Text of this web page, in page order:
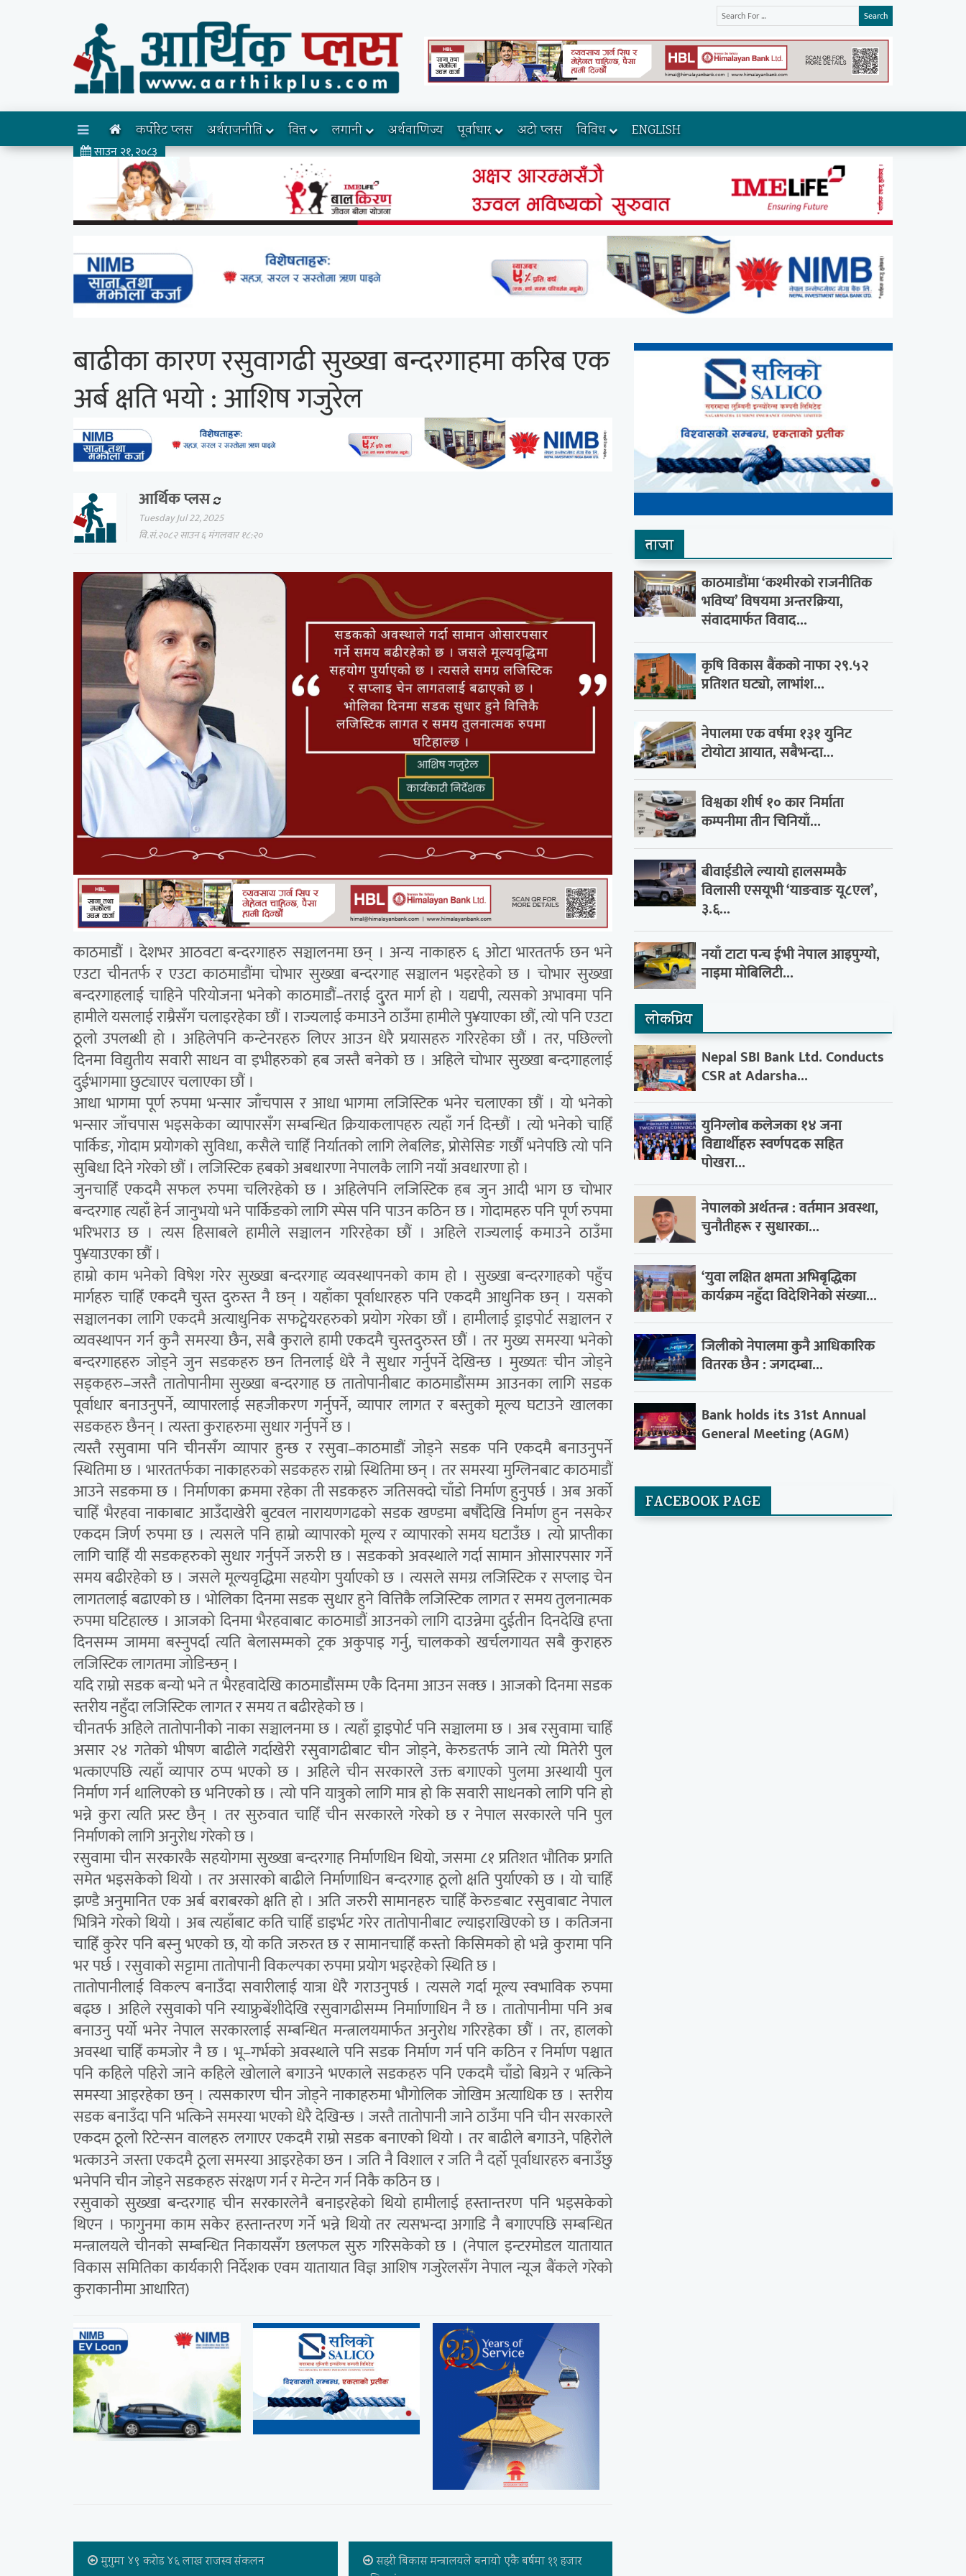
Search
साउन २१, २०८३
कर्पोरेट प्लस अर्थराजनीति वित्त लगानी अर्थवाणिज्य पूर्वाधार अटो प्लस विविध ENGLISH
बाढीका कारण रसुवागढी सुख्खा बन्दरगाहमा करिब एक
अर्ब क्षति भयो : आशिष गजुरेल
आर्थिक प्लस
Tuesday Jul 22, 2025
वि.सं.२०८२ साउन ६ मंगलवार १८:२०
काठमाडौं । देशभर आठवटा बन्दरगाहरु सञ्चालनमा छन् । अन्य नाकाहरु ६ ओटा भारततर्फ छन भने
एउटा चीनतर्फ र एउटा काठमाडौंमा चोभार सुख्खा बन्दरगाह सञ्चालन भइरहेको छ । चोभार सुख्खा
बन्दरगाहलाई चाहिने परियोजना भनेको काठमाडौं–तराई दु्रत मार्ग हो । यद्यपी, त्यसको अभावमा पनि
हामीले यसलाई राम्रैसँग चलाइरहेका छौं । राज्यलाई कमाउने ठाउँमा हामीले पु¥याएका छौं, त्यो पनि एउटा
ठूलो उपलब्धी हो । अहिलेपनि कन्टेनरहरु लिएर आउन धेरै प्रयासहरु गरिरहेका छौं । तर, पछिल्लो
दिनमा विद्युतीय सवारी साधन वा इभीहरुको हब जस्तै बनेको छ । अहिले चोभार सुख्खा बन्दगाहलाई
दुईभागमाा छुट्याएर चलाएका छौं ।
आधा भागमा पूर्ण रुपमा भन्सार जाँचपास र आधा भागमा लजिस्टिक भनेर चलाएका छौं । यो भनेको
भन्सार जाँचपास भइसकेका व्यापारसँग सम्बन्धित क्रियाकलापहरु त्यहाँ गर्न दिन्छौं । त्यो भनेको चाहिँ
पार्किङ, गोदाम प्रयोगको सुविधा, कसैले चाहिँ निर्यातको लागि लेबलिङ, प्रोसेसिङ गर्छौं भनेपछि त्यो पनि
सुबिधा दिने गरेको छौं । लजिस्टिक हबको अबधारणा नेपालकै लागि नयाँ अवधारणा हो ।
जुनचाहिँ एकदमै सफल रुपमा चलिरहेको छ । अहिलेपनि लजिस्टिक हब जुन आदी भाग छ चोभार
बन्दरगाह त्यहाँ हेर्न जानुभयो भने पार्किङको लागि स्पेस पनि पाउन कठिन छ । गोदामहरु पनि पूर्ण रुपमा
भरिभराउ छ । त्यस हिसाबले हामीले सञ्चालन गरिरहेका छौं । अहिले राज्यलाई कमाउने ठाउँमा
पु¥याउएका छौं ।
हाम्रो काम भनेको विषेश गरेर सुख्खा बन्दरगाह व्यवस्थापनको काम हो । सुख्खा बन्दरगाहको पहुँच
मार्गहरु चाहिँ एकदमै चुस्त दुरुस्त नै छन् । यहाँका पूर्वाधारहरु पनि एकदमै आधुनिक छन् । यसको
सञ्चालनका लागि एकदमै अत्याधुनिक सफट्वेयरहरुको प्रयोग गरेका छौं । हामीलाई ड्राइपोर्ट सञ्चालन र
व्यवस्थापन गर्न कुनै समस्या छैन, सबै कुराले हामी एकदमै चुस्तदुरुस्त छौं । तर मुख्य समस्या भनेको
बन्दरगाहहरु जोड्ने जुन सडकहरु छन तिनलाई धेरै नै सुधार गर्नुपर्ने देखिन्छ । मुख्यतः चीन जोड्ने
सड्कहरु–जस्तै तातोपानीमा सुख्खा बन्दरगाह छ तातोपानीबाट काठमाडौंसम्म आउनका लागि सडक
पूर्वाधार बनाउनुपर्ने, व्यापारलाई सहजीकरण गर्नुपर्ने, व्यापार लागत र बस्तुको मूल्य घटाउने खालका
सडकहरु छैनन् । त्यस्ता कुराहरुमा सुधार गर्नुपर्ने छ ।
त्यस्तै रसुवामा पनि चीनसँग व्यापार हुन्छ र रसुवा–काठमाडौं जोड्ने सडक पनि एकदमै बनाउनुपर्ने
स्थितिमा छ । भारततर्फका नाकाहरुको सडकहरु राम्रो स्थितिमा छन् । तर समस्या मुग्लिनबाट काठमाडौं
आउने सडकमा छ । निर्माणका क्रममा रहेका ती सडकहरु जतिसक्दो चाँडो निर्माण हुनुपर्छ । अब अर्को
चाहिँ भैरहवा नाकाबाट आउँदाखेरी बुटवल नारायणगढको सडक खण्डमा बर्षौंदेखि निर्माण हुन नसकेर
एकदम जिर्ण रुपमा छ । त्यसले पनि हाम्रो व्यापारको मूल्य र व्यापारको समय घटाउँछ । त्यो प्राप्तीका
लागि चाहिँ यी सडकहरुको सुधार गर्नुपर्ने जरुरी छ । सडकको अवस्थाले गर्दा सामान ओसारपसार गर्ने
समय बढीरहेको छ । जसले मूल्यवृद्धिमा सहयोग पुर्याएको छ । त्यसले समग्र लजिस्टिक र सप्लाइ चेन
लागतलाई बढाएको छ । भोलिका दिनमा सडक सुधार हुने वित्तिकै लजिस्टिक लागत र समय तुलनात्मक
रुपमा घटिहाल्छ । आजको दिनमा भैरहवाबाट काठमाडौं आउनको लागि दाउन्नेमा दुईतीन दिनदेखि हप्ता
दिनसम्म जाममा बस्नुपर्दा त्यति बेलासम्मको ट्रक अकुपाइ गर्नु, चालकको खर्चलगायत सबै कुराहरु
लजिस्टिक लागतमा जोडिन्छन् ।
यदि राम्रो सडक बन्यो भने त भैरहवादेखि काठमाडौंसम्म एकै दिनमा आउन सक्छ । आजको दिनमा सडक
स्तरीय नहुँदा लजिस्टिक लागत र समय त बढीरहेको छ ।
चीनतर्फ अहिले तातोपानीको नाका सञ्चालनमा छ । त्यहाँ ड्राइपोर्ट पनि सञ्चालमा छ । अब रसुवामा चाहिँ
असार २४ गतेको भीषण बाढीले गर्दाखेरी रसुवागढीबाट चीन जोड्ने, केरुङतर्फ जाने त्यो मितेरी पुल
भत्काएपछि त्यहाँ व्यापार ठप्प भएको छ । अहिले चीन सरकारले उक्त बगाएको पुलमा अस्थायी पुल
निर्माण गर्न थालिएको छ भनिएको छ । त्यो पनि यात्रुको लागि मात्र हो कि सवारी साधनको लागि पनि हो
भन्ने कुरा त्यति प्रस्ट छैन् । तर सुरुवात चाहिँ चीन सरकारले गरेको छ र नेपाल सरकारले पनि पुल
निर्माणको लागि अनुरोध गरेको छ ।
रसुवामा चीन सरकारकै सहयोगमा सुख्खा बन्दरगाह निर्माणधिन थियो, जसमा ८१ प्रतिशत भौतिक प्रगति
समेत भइसकेको थियो । तर असारको बाढीले निर्माणाधिन बन्दरगाह ठूलो क्षति पुर्याएको छ । यो चाहिँ
झण्डै अनुमानित एक अर्ब बराबरको क्षति हो । अति जरुरी सामानहरु चाहिँ केरुङबाट रसुवाबाट नेपाल
भित्रिने गरेको थियो । अब त्यहाँबाट कति चाहिँ डाइर्भट गरेर तातोपानीबाट ल्याइराखिएको छ । कतिजना
चाहिँ कुरेर पनि बस्नु भएको छ, यो कति जरुरत छ र सामानचाहिँ कस्तो किसिमको हो भन्ने कुरामा पनि
भर पर्छ । रसुवाको सट्टामा तातोपानी विकल्पका रुपमा प्रयोग भइरहेको स्थिति छ ।
तातोपानीलाई विकल्प बनाउँदा सवारीलाई यात्रा धेरै गराउनुपर्छ । त्यसले गर्दा मूल्य स्वभाविक रुपमा
बढ्छ । अहिले रसुवाको पनि स्याफ्रुबेंशीदेखि रसुवागढीसम्म निर्मााणाधिन नै छ । तातोपानीमा पनि अब
बनाउनु पर्यो भनेर नेपाल सरकारलाई सम्बन्धित मन्त्रालयमार्फत अनुरोध गरिरहेका छौं । तर, हालको
अवस्था चाहिँ कमजोर नै छ । भू–गर्भको अवस्थाले पनि सडक निर्माण गर्न पनि कठिन र निर्माण पश्चात
पनि कहिले पहिरो जाने कहिले खोलाले बगाउने भएकाले सडकहरु पनि एकदमै चाँडो बिग्रने र भत्किने
समस्या आइरहेका छन् । त्यसकारण चीन जोड्ने नाकाहरुमा भौगोलिक जोखिम अत्याधिक छ । स्तरीय
सडक बनाउँदा पनि भत्किने समस्या भएको धेरै देखिन्छ । जस्तै तातोपानी जाने ठाउँमा पनि चीन सरकारले
एकदम ठूलो रिटेन्सन वालहरु लगाएर एकदमै राम्रो सडक बनाएको थियो । तर बाढीले बगाउने, पहिरोले
भत्काउने जस्ता एकदमै ठूला समस्या आइरहेका छन । जति नै विशाल र जति नै दर्हो पूर्वाधारहरु बनाउँछु
भनेपनि चीन जोड्ने सडकहरु संरक्षण गर्न र मेन्टेन गर्न निकै कठिन छ ।
रसुवाको सुख्खा बन्दरगाह चीन सरकारलेनै बनाइरहेको थियो हामीलाई हस्तान्तरण पनि भइसकेको
थिएन । फागुनमा काम सकेर हस्तान्तरण गर्ने भन्ने थियो तर त्यसभन्दा अगाडि नै बगाएपछि सम्बन्धित
मन्त्रालयले चीनको सम्बन्धित निकायसँग छलफल सुरु गरिसकेको छ । (नेपाल इन्टरमोडल यातायात
विकास समितिका कार्यकारी निर्देशक एवम यातायात विज्ञ आशिष गजुरेलसँग नेपाल न्यूज बैंकले गरेको
कुराकानीमा आधारित)
मुगुमा ४९ करोड ४६ लाख राजस्व संकलन
सहरी बिकास मन्त्रालयले बनायो एकै बर्षमा ११ हजार
ताजा
काठमाडौंमा ‘कश्मीरको राजनीतिक
भविष्य’ विषयमा अन्तरक्रिया,
संवादमार्फत विवाद...
कृषि विकास बैंकको नाफा २९.५२
प्रतिशत घट्यो, लाभांश...
नेपालमा एक वर्षमा १३१ युनिट
टोयोटा आयात, सबैभन्दा...
विश्वका शीर्ष १० कार निर्माता
कम्पनीमा तीन चिनियाँ...
बीवाईडीले ल्यायो हालसम्मकै
विलासी एसयूभी ‘याङवाङ यू८एल’,
३.६...
नयाँ टाटा पन्च ईभी नेपाल आइपुग्यो,
नाइमा मोबिलिटी...
लाेकप्रिय
Nepal SBI Bank Ltd. Conducts
CSR at Adarsha...
युनिग्लोब कलेजका १४ जना
विद्यार्थीहरु स्वर्णपदक सहित
पोखरा...
नेपालको अर्थतन्त्र : वर्तमान अवस्था,
चुनौतीहरू र सुधारका...
‘युवा लक्षित क्षमता अभिबृद्धिका
कार्यक्रम नहुँदा विदेशिनेको संख्या...
जिलीको नेपालमा कुनै आधिकारिक
वितरक छैन : जगदम्बा...
Bank holds its 31st Annual
General Meeting (AGM)
FACEBOOK PAGE